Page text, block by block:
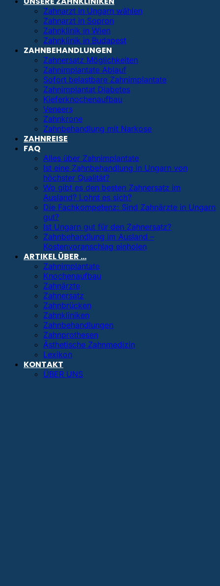
Zahnarzt in Ungarn wählen
Zahnarzt in Sopron
Zahnklinik in Wien
Zahnklinik in Budapest
ZAHNBEHANDLUNGEN
Zahnersatz Möglichkeiten
Zahnimplantate Ablauf
Sofort belastbare Zahnimplantate
Zahnimplantat Diabetes
Kieferknochenaufbau
Veneers
Zahnkrone
Zahnbehandlung mit Narkose
ZAHNREISE
FAQ
Alles über Zahnimplantate
Ist eine Zahnbehandlung in Ungarn von
höchster Qualität?
Wo gibt es den besten Zahnersatz im
Ausland? Lohnt es sich?
Die Fachkompetenz: Sind Zahnärzte in Ungarn
gut?
Ist Ungarn gut für den Zahnersatz?
Zahnbehandlung im Ausland –
Kostenvoranschlag einholen
ARTIKEL ÜBER …
Zahnimplantate
Knochenaufbau
Zahnärzte
Zahnersatz
Zahnbrücken
Zahnkliniken
Zahnbehandlungen
Zahnprothesen
Ästhetische Zahnmedizin
Lexikon
KONTAKT
ÜBER UNS